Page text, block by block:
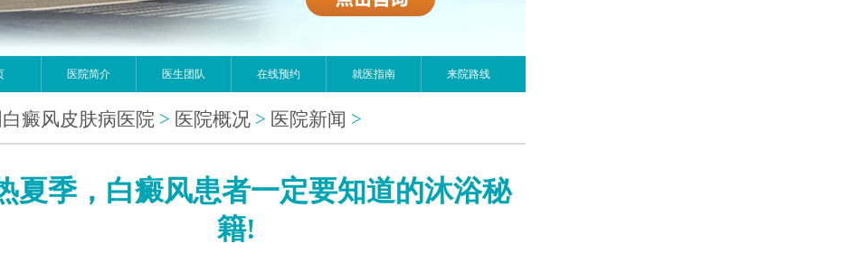
医院简介 医生团队 在线预约 就医指南 来院路线
癜风皮肤病医院 > 医院概况 > 医院新闻 >
夏季，白癜风患者一定要知道的沐浴秘
籍!